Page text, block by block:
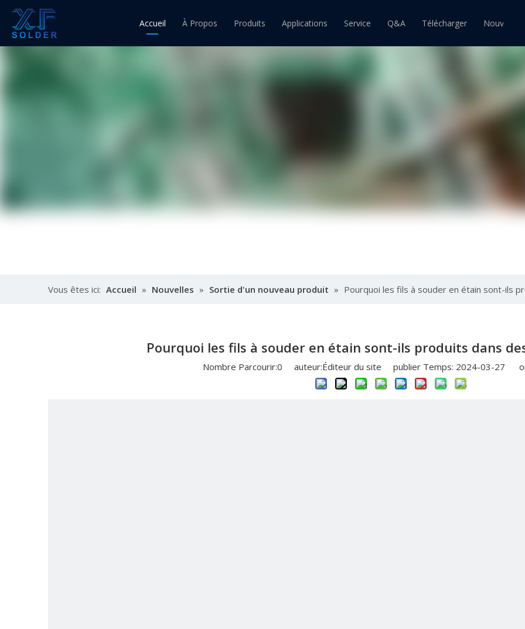
Accueil À Propos Produits
Fil à souder étain-plomb
Barre de soudure étain-plomb
Pâte à souder étain
Pâte à souder étain-plomb
Applications Service Q&A Télécharger Nouvelles
Vous êtes ici: Accueil » Nouvelles » Sortie d'un nouveau produit » Pourquoi les fils à souder en étain sont-ils
Pourquoi les fils à souder en étain sont-ils produits dans
Nombre Parcourir:0 auteur:Éditeur du site publier Temps: 2024-03-27